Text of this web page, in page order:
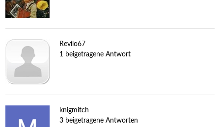
Revilo67
1 beigetragene Antwort
knigmitch
3 beigetragene Antworten